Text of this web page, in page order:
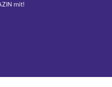
mit!